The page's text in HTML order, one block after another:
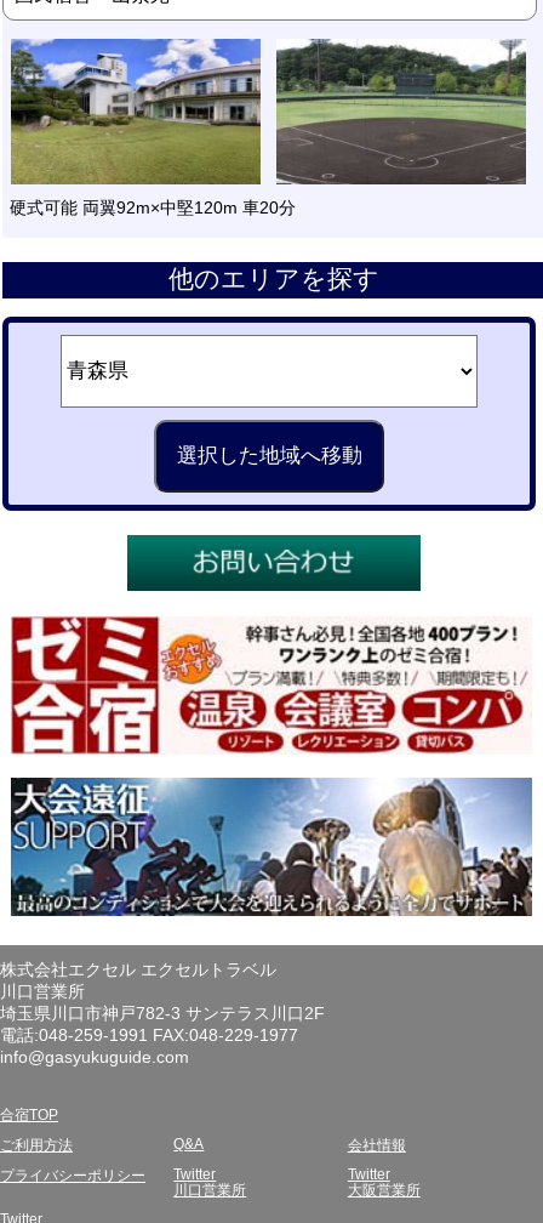
硬式可能 両翼92m×中堅120m 車20分
他のエリアを探す
株式会社エクセル エクセルトラベル
川口営業所
埼玉県川口市神戸782-3 サンテラス川口2F
電話:048-259-1991 FAX:048-229-1977
info@gasyukuguide.com
合宿TOP
ご利用方法 Q&A 会社情報
プライバシーポリシー
Twitter
川口営業所
Twitter
大阪営業所
Twitter